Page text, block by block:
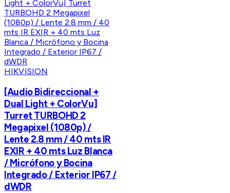
HIKVISION
[Audio Bidireccional +
Dual Light + ColorVu]
Turret TURBOHD 2
Megapixel (1080p) /
Lente 2.8 mm / 40 mts IR
EXIR + 40 mts Luz Blanca
/ Micrófono y Bocina
Integrado / Exterior IP67 /
dWDR